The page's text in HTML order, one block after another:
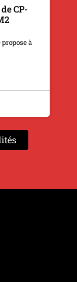
CP-
à